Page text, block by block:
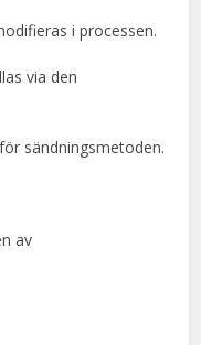
i processen.
via den
sändningsmetoden.
av